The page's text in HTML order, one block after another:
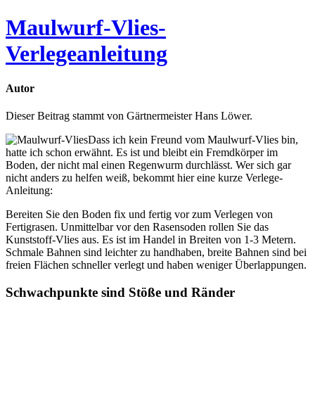
Maulwurf-Vlies-
Verlegeanleitung
Autor
Dieser Beitrag stammt von Gärtnermeister Hans Löwer.
Dass ich kein Freund vom Maulwurf-Vlies bin,
hatte ich schon erwähnt. Es ist und bleibt ein Fremdkörper im
Boden, der nicht mal einen Regenwurm durchlässt. Wer sich gar
nicht anders zu helfen weiß, bekommt hier eine kurze Verlege-
Anleitung:
Bereiten Sie den Boden fix und fertig vor zum Verlegen von
Fertigrasen. Unmittelbar vor den Rasensoden rollen Sie das
Kunststoff-Vlies aus. Es ist im Handel in Breiten von 1-3 Metern.
Schmale Bahnen sind leichter zu handhaben, breite Bahnen sind bei
freien Flächen schneller verlegt und haben weniger Überlappungen.
Schwachpunkte sind Stöße und Ränder